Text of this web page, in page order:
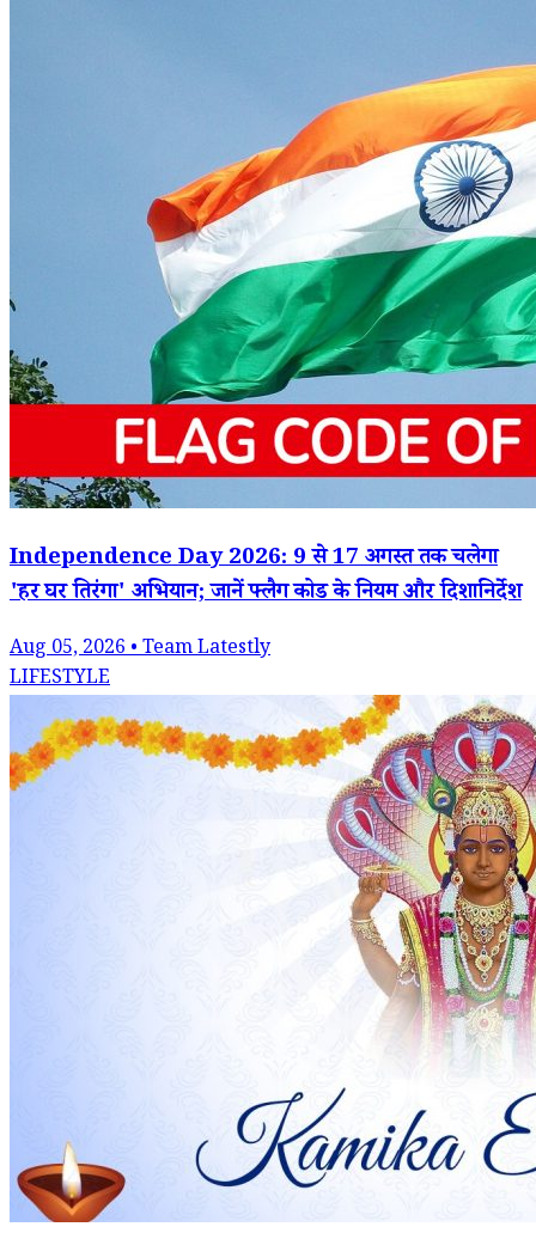
Independence Day 2026: 9 से 17 अगस्त तक चलेगा
'हर घर तिरंगा' अभियान; जानें फ्लैग कोड के नियम और दिशानिर्देश
Aug 05, 2026 • Team Latestly
LIFESTYLE